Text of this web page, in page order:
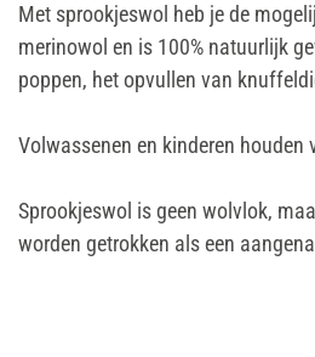
Met sprookjeswol heb je de
merinowol en is 100% natuurlijk
poppen, het opvullen van
Volwassenen en kinderen
Sprookjeswol is geen wolvlok,
worden getrokken als een